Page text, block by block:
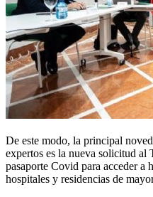
De este modo, la principal
expertos es la nueva solicitud al
pasaporte Covid para acceder a
hospitales y residencias de